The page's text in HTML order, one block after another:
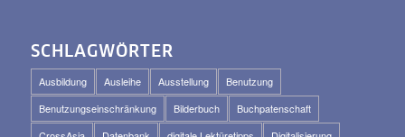
SCHLAGWÖRTER
Ausbildung Ausleihe Ausstellung
Benutzung
Benutzungseinschränkung
Bilderbuch
Buchpatenschaft